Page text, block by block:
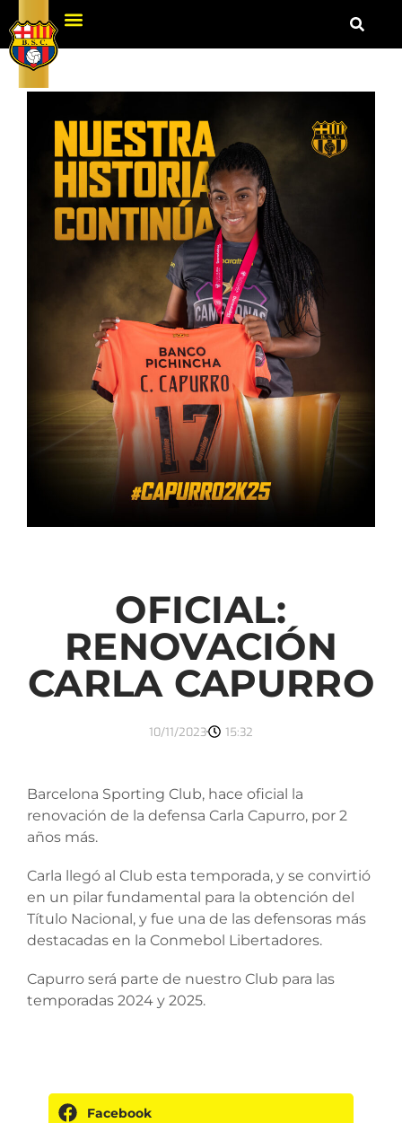
OFICIAL:
RENOVACIÓN
CARLA CAPURRO
10/11/2023 15:32
Barcelona Sporting Club, hace oficial la
renovación de la defensa Carla Capurro, por 2
años más.
Carla llegó al Club esta temporada, y se convirtió
en un pilar fundamental para la obtención del
Título Nacional, y fue una de las defensoras más
destacadas en la Conmebol Libertadores.
Capurro será parte de nuestro Club para las
temporadas 2024 y 2025.
Facebook